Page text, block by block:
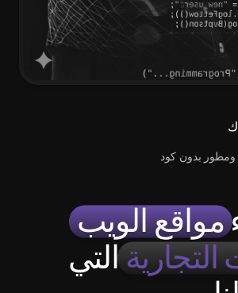
بدون كود
مواقع الويب
التجاريةالتي